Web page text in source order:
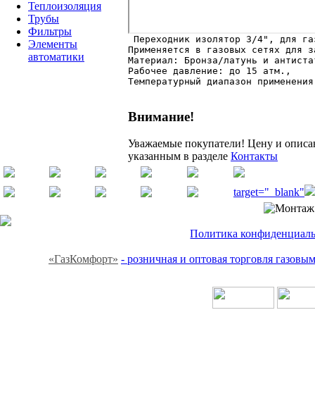
Теплоизоляция
Трубы
Фильтры
Элементы
автоматики
Применяется в газовых сетях для
Материал: Бронза/латунь и
Рабочее давление: до 15 атм.,
Температурный диапазон
Внимание!
Уважаемые покупатели! Цену и
указанным в разделе Контакты
target="_blank"
Политика
«ГазКомфорт» - розничная и оптовая торговля